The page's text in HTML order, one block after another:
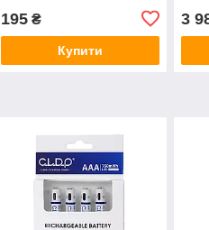
195₴
Купити
3